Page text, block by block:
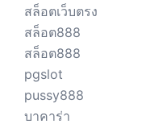
สล็อตเว็บตรง
สล็อต888
สล็อต888
pgslot
pussy888
บาคาร่า